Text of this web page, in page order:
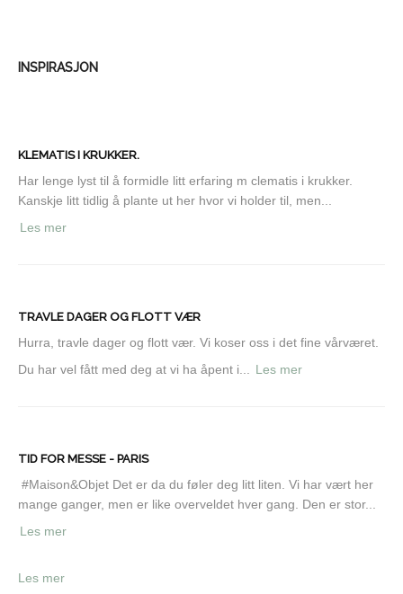
INSPIRASJON
KLEMATIS I KRUKKER.
Har lenge lyst til å formidle litt erfaring m clematis i krukker.
Kanskje litt tidlig å plante ut her hvor vi holder til, men...
Les mer
TRAVLE DAGER OG FLOTT VÆR
Hurra, travle dager og flott vær. Vi koser oss i det fine vårværet.
Du har vel fått med deg at vi ha åpent i... Les mer
TID FOR MESSE - PARIS
#Maison&Objet Det er da du føler deg litt liten. Vi har vært her
mange ganger, men er like overveldet hver gang. Den er stor...
Les mer
Les mer